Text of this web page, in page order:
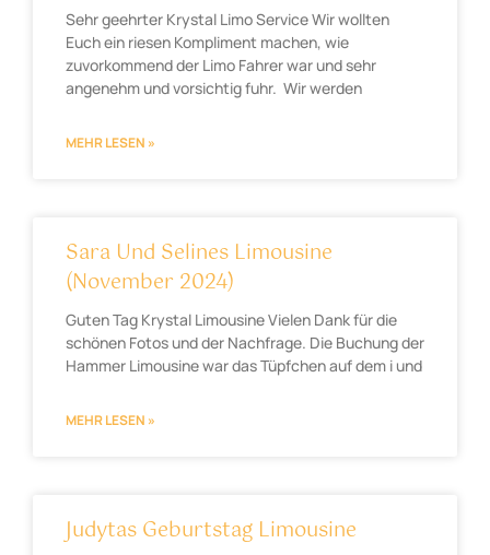
Sehr geehrter Krystal Limo Service Wir wollten
Euch ein riesen Kompliment machen, wie
zuvorkommend der Limo Fahrer war und sehr
angenehm und vorsichtig fuhr. Wir werden
MEHR LESEN »
Sara Und Selines Limousine
(November 2024)
Guten Tag Krystal Limousine Vielen Dank für die
schönen Fotos und der Nachfrage. Die Buchung der
Hammer Limousine war das Tüpfchen auf dem i und
MEHR LESEN »
Judytas Geburtstag Limousine